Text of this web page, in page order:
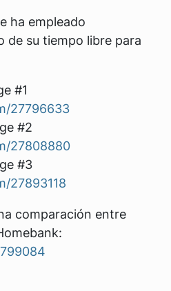
ha empleado
de su tiempo libre para
#1
27796633
#2
27808880
#3
27893118
comparación entre